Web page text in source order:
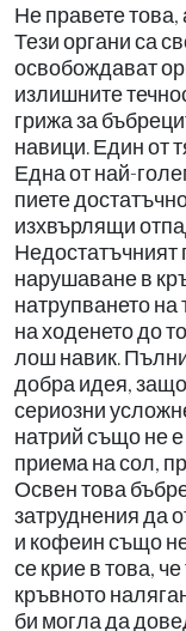
Не правете
Тези органи са
освобождават
излишните
грижа за
навици. Един от
Една от най-
пиете
изхвърлящи
Недостатъчният
нарушаване в
натрупването на
на ходенето до
лош навик.
добра идея,
сериозни
натрий също не
приема на сол,
Освен това
затруднения да
и кофеин също
се крие в това,
кръвното
би могла да